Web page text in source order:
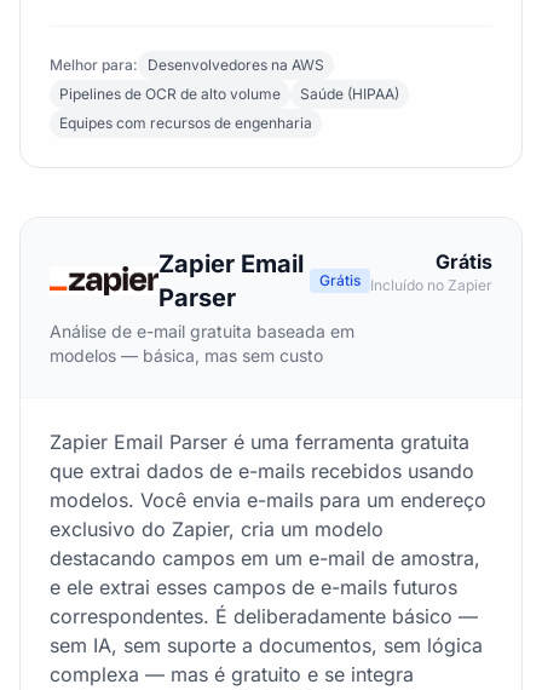
Melhor para:
Desenvolvedores na AWS
Pipelines de OCR de alto volume
Saúde (HIPAA)
Equipes com recursos de engenharia
Zapier Email
Parser
Grátis
Análise de e-mail gratuita baseada em
modelos — básica, mas sem custo
Grátis
Incluído no Zapier
Zapier Email Parser é uma ferramenta gratuita
que extrai dados de e-mails recebidos usando
modelos. Você envia e-mails para um endereço
exclusivo do Zapier, cria um modelo
destacando campos em um e-mail de amostra,
e ele extrai esses campos de e-mails futuros
correspondentes. É deliberadamente básico —
sem IA, sem suporte a documentos, sem lógica
complexa — mas é gratuito e se integra